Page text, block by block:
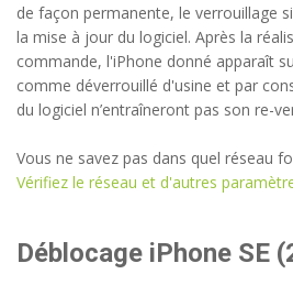
de façon permanente, le verrouillage
la mise à jour du logiciel. Après la
commande, l'iPhone donné apparaît
comme déverrouillé d'usine et par
du logiciel n’entraîneront pas son re-
Vous ne savez pas dans quel réseau
Vérifiez le réseau et d'autres
Déblocage iPhone SE